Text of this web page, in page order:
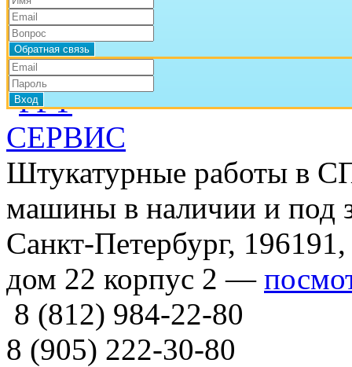
Штукатурные работы в
машины в наличии и под
Санкт-Петербург,
дом 22 корпус 2 —
8 (812) 984-22-80
8 (905) 222-30-80